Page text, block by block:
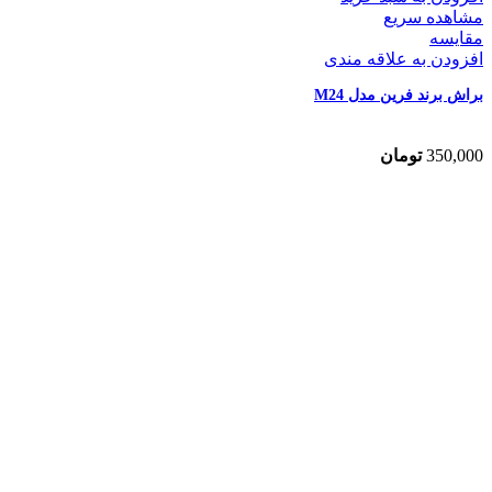
مشاهده سریع
مقایسه
افزودن به علاقه مندی
براش برند فرین مدل M24
350,000 تومان